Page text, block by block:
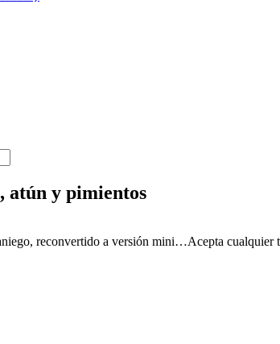
atún y pimientos
reconvertido a versión mini…Acepta cualquier